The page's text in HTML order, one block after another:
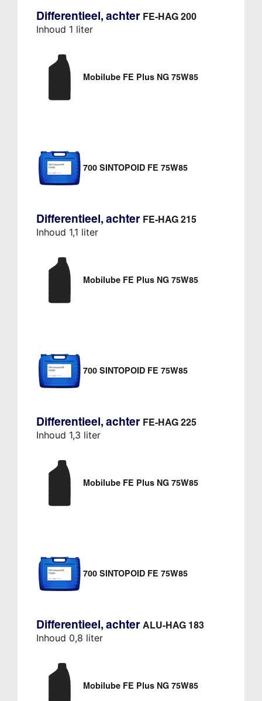
Differentieel, achter FE-HAG 200
Inhoud 1 liter
Mobilube FE Plus NG 75W85
700 SINTOPOID FE 75W85
Differentieel, achter FE-HAG 215
Inhoud 1,1 liter
Mobilube FE Plus NG 75W85
700 SINTOPOID FE 75W85
Differentieel, achter FE-HAG 225
Inhoud 1,3 liter
Mobilube FE Plus NG 75W85
700 SINTOPOID FE 75W85
Differentieel, achter ALU-HAG 183
Inhoud 0,8 liter
Mobilube FE Plus NG 75W85